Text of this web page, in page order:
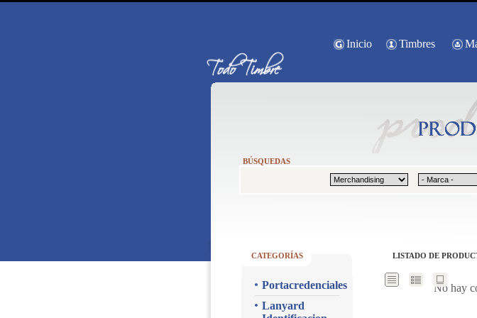
Inicio Timbres
BÚSQUEDAS
CATEGORÍAS
Portacredenciales
Lanyard
LISTADO DE
No hay